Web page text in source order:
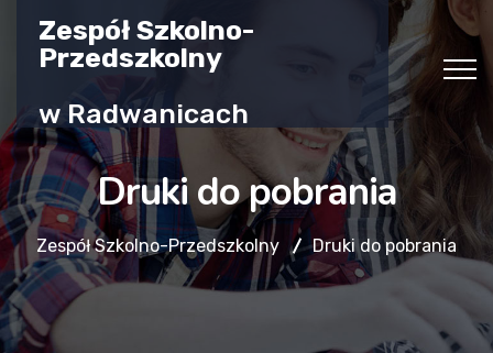
Zespół Szkolno-
Przedszkolny
w Radwanicach
Druki do pobrania
Zespół Szkolno-Przedszkolny Druki do pobrania